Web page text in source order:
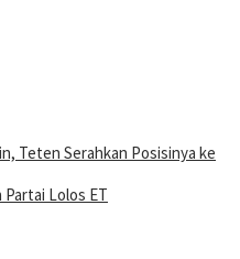
Teten Serahkan Posisinya ke
Lolos ET